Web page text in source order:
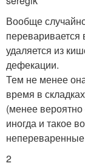
Вообще
переваривается
удаляется из
дефекации.
Тем не менее
время в
(менее вероятно
иногда и такое
2